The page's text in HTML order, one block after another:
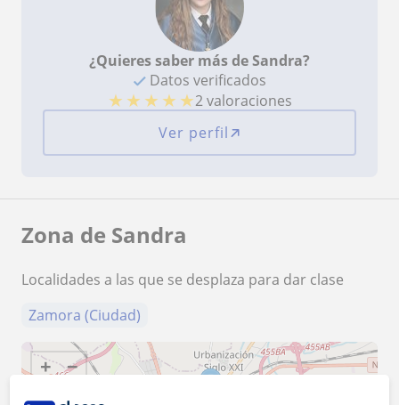
¿Quieres saber más de Sandra?
Datos verificados
★ ★ ★ ★ ★2 valoraciones
Ver perfil
Zona de Sandra
Localidades a las que se desplaza para dar clase
Zamora (Ciudad)
+ −